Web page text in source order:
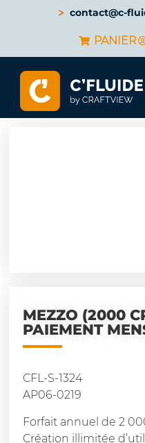
contact@c-
PANIER
MEZZO (2000
PAIEMENT
CFL-S-1324
AP06-0219
Forfait annuel de 2
Création illimitée